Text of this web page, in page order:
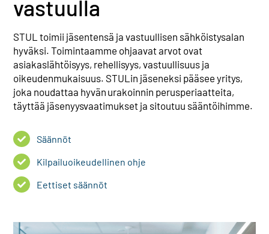
Jäsenille
vastuulla
STUL toimii jäsentensä ja vastuullisen sähköistysalan
hyväksi. Toimintaamme ohjaavat arvot ovat
asiakaslähtöisyys, rehellisyys, vastuullisuus ja
oikeudenmukaisuus. STULin jäseneksi pääsee yritys,
joka noudattaa hyvän urakoinnin perusperiaatteita,
täyttää jäsenyysvaatimukset ja sitoutuu sääntöihimme.
Säännöt
Kilpailuoikeudellinen ohje
Eettiset säännöt